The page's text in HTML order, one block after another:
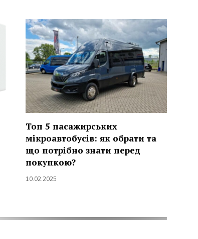
Топ 5 пасажирських
мікроавтобусів: як обрати та
що потрібно знати перед
покупкою?
10.02.2025